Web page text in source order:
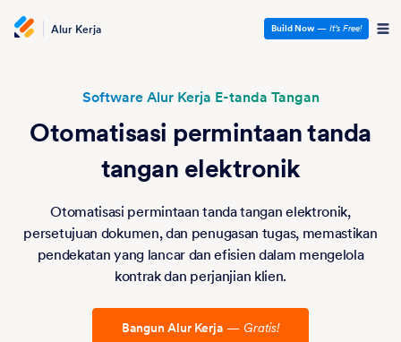
Alur Kerja Build Now — It’s Free!
Software Alur Kerja E-tanda Tangan
Otomatisasi permintaan tanda
tangan elektronik
Otomatisasi permintaan tanda tangan elektronik,
persetujuan dokumen, dan penugasan tugas, memastikan
pendekatan yang lancar dan efisien dalam mengelola
kontrak dan perjanjian klien.
Bangun Alur Kerja — Gratis!